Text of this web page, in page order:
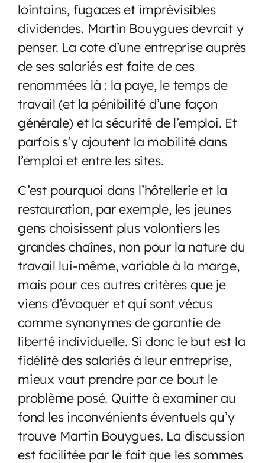
lointains, fugaces et imprévisibles
dividendes. Martin Bouygues devrait y
penser. La cote d’une entreprise auprès
de ses salariés est faite de ces
renommées là : la paye, le temps de
travail (et la pénibilité d’une façon
générale) et la sécurité de l’emploi. Et
parfois s’y ajoutent la mobilité dans
l’emploi et entre les sites.
C’est pourquoi dans l’hôtellerie et la
restauration, par exemple, les jeunes
gens choisissent plus volontiers les
grandes chaînes, non pour la nature du
travail lui-même, variable à la marge,
mais pour ces autres critères que je
viens d’évoquer et qui sont vécus
comme synonymes de garantie de
liberté individuelle. Si donc le but est la
fidélité des salariés à leur entreprise,
mieux vaut prendre par ce bout le
problème posé. Quitte à examiner au
fond les inconvénients éventuels qu’y
trouve Martin Bouygues. La discussion
est facilitée par le fait que les sommes